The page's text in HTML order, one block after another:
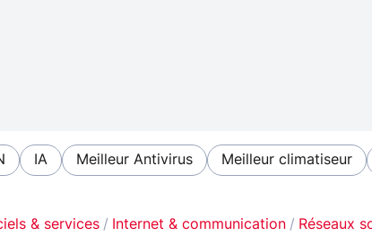
IA Meilleur Antivirus Meilleur climatiseur
& services Internet & communication Réseaux